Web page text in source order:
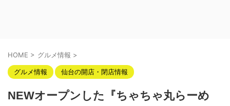
HOME > グルメ情報 >
グルメ情報 仙台の開店・閉店情報
NEWオープンした『ちゃちゃ丸らーめ